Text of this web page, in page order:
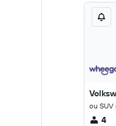
ou SUV
4